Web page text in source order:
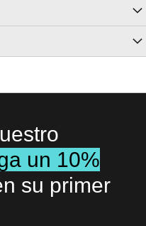
un 10%
su primer